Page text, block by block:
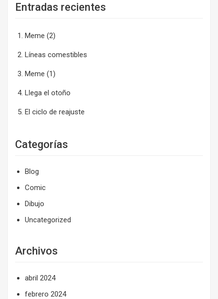
Entradas recientes
Meme (2)
Líneas comestibles
Meme (1)
Llega el otoño
El ciclo de reajuste
Categorías
Blog
Comic
Dibujo
Uncategorized
Archivos
abril 2024
febrero 2024